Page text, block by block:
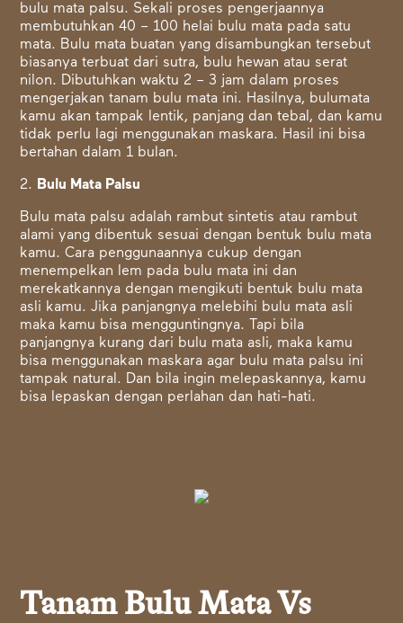
bulu mata palsu. Sekali proses pengerjaannya
membutuhkan 40 – 100 helai bulu mata pada satu
mata. Bulu mata buatan yang disambungkan tersebut
biasanya terbuat dari sutra, bulu hewan atau serat
nilon. Dibutuhkan waktu 2 – 3 jam dalam proses
mengerjakan tanam bulu mata ini. Hasilnya, bulumata
kamu akan tampak lentik, panjang dan tebal, dan kamu
tidak perlu lagi menggunakan maskara. Hasil ini bisa
bertahan dalam 1 bulan.
2. Bulu Mata Palsu
Bulu mata palsu adalah rambut sintetis atau rambut
alami yang dibentuk sesuai dengan bentuk bulu mata
kamu. Cara penggunaannya cukup dengan
menempelkan lem pada bulu mata ini dan
merekatkannya dengan mengikuti bentuk bulu mata
asli kamu. Jika panjangnya melebihi bulu mata asli
maka kamu bisa mengguntingnya. Tapi bila
panjangnya kurang dari bulu mata asli, maka kamu
bisa menggunakan maskara agar bulu mata palsu ini
tampak natural. Dan bila ingin melepaskannya, kamu
bisa lepaskan dengan perlahan dan hati-hati.
Tanam Bulu Mata Vs